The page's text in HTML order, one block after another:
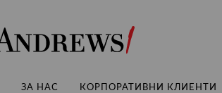
Andrews
ЗА НАС КОРПОРАТИВНИ КЛИЕНТИ